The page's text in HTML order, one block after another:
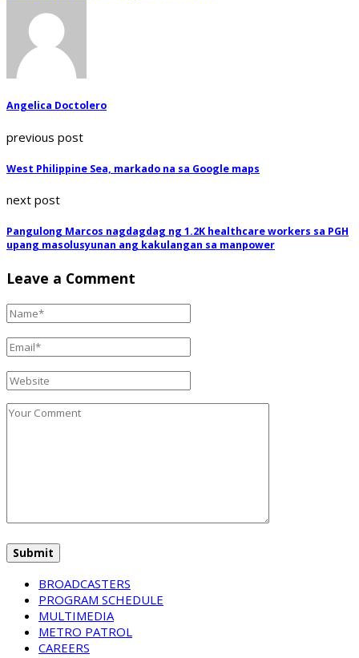
Angelica Doctolero
previous post
West Philippine Sea, markado na sa Google maps
next post
Pangulong Marcos nagdagdag ng 1.2K healthcare workers sa PGH
upang masolusyunan ang kakulangan sa manpower
Leave a Comment
BROADCASTERS
PROGRAM SCHEDULE
MULTIMEDIA
METRO PATROL
CAREERS